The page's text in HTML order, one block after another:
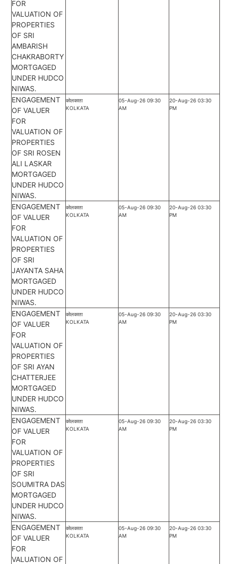
FOR
VALUATION OF
PROPERTIES
OF SRI
AMBARISH
CHAKRABORTY
MORTGAGED
UNDER HUDCO
NIWAS.
ENGAGEMENT
OF VALUER
FOR
VALUATION OF
PROPERTIES
OF SRI ROSEN
ALI LASKAR
MORTGAGED
UNDER HUDCO
NIWAS.
कोलकाता
KOLKATA
05-Aug-26 09:30
AM
20-Aug-26 03:30
PM
ENGAGEMENT
OF VALUER
FOR
VALUATION OF
PROPERTIES
OF SRI
JAYANTA SAHA
MORTGAGED
UNDER HUDCO
NIWAS.
कोलकाता
KOLKATA
05-Aug-26 09:30
AM
20-Aug-26 03:30
PM
ENGAGEMENT
OF VALUER
FOR
VALUATION OF
PROPERTIES
OF SRI AYAN
CHATTERJEE
MORTGAGED
UNDER HUDCO
NIWAS.
कोलकाता
KOLKATA
05-Aug-26 09:30
AM
20-Aug-26 03:30
PM
ENGAGEMENT
OF VALUER
FOR
VALUATION OF
PROPERTIES
OF SRI
SOUMITRA DAS
MORTGAGED
UNDER HUDCO
NIWAS.
कोलकाता
KOLKATA
05-Aug-26 09:30
AM
20-Aug-26 03:30
PM
ENGAGEMENT
OF VALUER
FOR
VALUATION OF
कोलकाता
KOLKATA
05-Aug-26 09:30
AM
20-Aug-26 03:30
PM